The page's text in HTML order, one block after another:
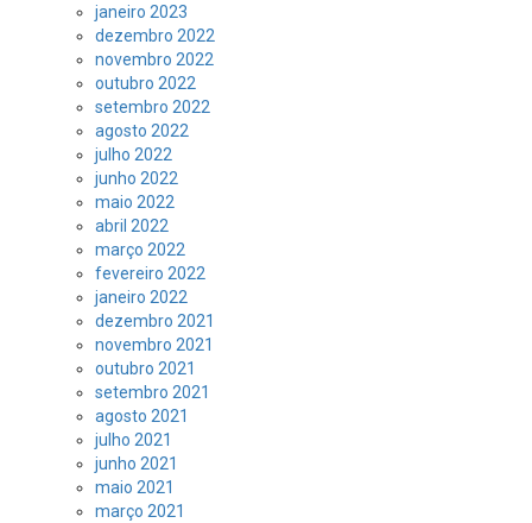
janeiro 2023
dezembro 2022
novembro 2022
outubro 2022
setembro 2022
agosto 2022
julho 2022
junho 2022
maio 2022
abril 2022
março 2022
fevereiro 2022
janeiro 2022
dezembro 2021
novembro 2021
outubro 2021
setembro 2021
agosto 2021
julho 2021
junho 2021
maio 2021
março 2021